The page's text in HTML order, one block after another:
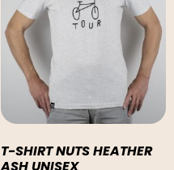
T-SHIRT NUTS HEATHER
ASH UNISEX